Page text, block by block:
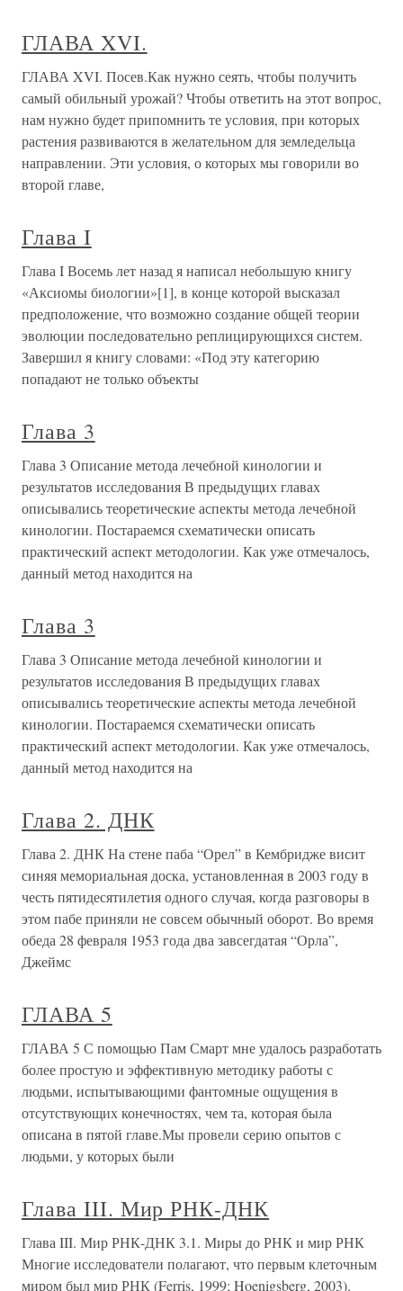
ГЛАВА XVI.
ГЛАВА XVI. Посев.Как нужно сеять, чтобы получить
самый обильный урожай? Чтобы ответить на этот вопрос,
нам нужно будет припомнить те условия, при которых
растения развиваются в желательном для земледельца
направлении. Эти условия, о которых мы говорили во
второй главе,
Глава I
Глава I Восемь лет назад я написал небольшую книгу
«Аксиомы биологии»[1], в конце которой высказал
предположение, что возможно создание общей теории
эволюции последовательно реплицирующихся систем.
Завершил я книгу словами: «Под эту категорию
попадают не только объекты
Глава 3
Глава 3 Описание метода лечебной кинологии и
результатов исследования В предыдущих главах
описывались теоретические аспекты метода лечебной
кинологии. Постараемся схематически описать
практический аспект методологии. Как уже отмечалось,
данный метод находится на
Глава 3
Глава 3 Описание метода лечебной кинологии и
результатов исследования В предыдущих главах
описывались теоретические аспекты метода лечебной
кинологии. Постараемся схематически описать
практический аспект методологии. Как уже отмечалось,
данный метод находится на
Глава 2. ДНК
Глава 2. ДНК На стене паба “Орел” в Кембридже висит
синяя мемориальная доска, установленная в 2003 году в
честь пятидесятилетия одного случая, когда разговоры в
этом пабе приняли не совсем обычный оборот. Во время
обеда 28 февраля 1953 года два завсегдатая “Орла”,
Джеймс
ГЛАВА 5
ГЛАВА 5 С помощью Пам Смарт мне удалось разработать
более простую и эффективную методику работы с
людьми, испытывающими фантомные ощущения в
отсутствующих конечностях, чем та, которая была
описана в пятой главе.Мы провели серию опытов с
людьми, у которых были
Глава III. Мир РНК-ДНК
Глава III. Мир РНК-ДНК 3.1. Миры до РНК и мир РНК
Многие исследователи полагают, что первым клеточным
миром был мир РНК (Ferris, 1999; Hoenigsberg, 2003).